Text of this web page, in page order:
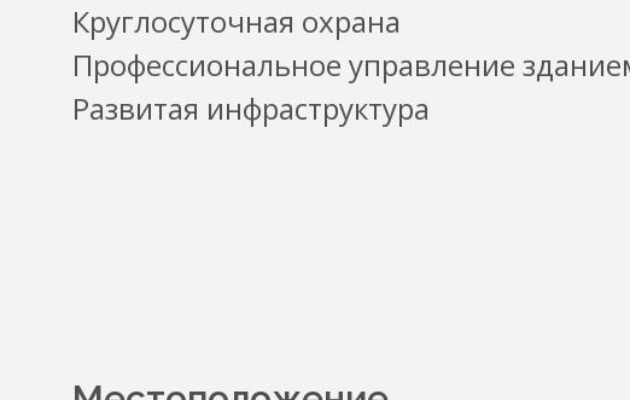
Круглосуточная охрана
Профессиональное управление
Развитая инфраструктура